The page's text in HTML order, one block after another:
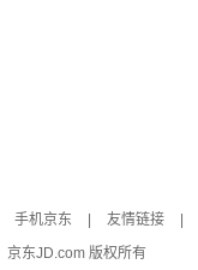
手机京东 友情链接
京东JD.com 版权所有